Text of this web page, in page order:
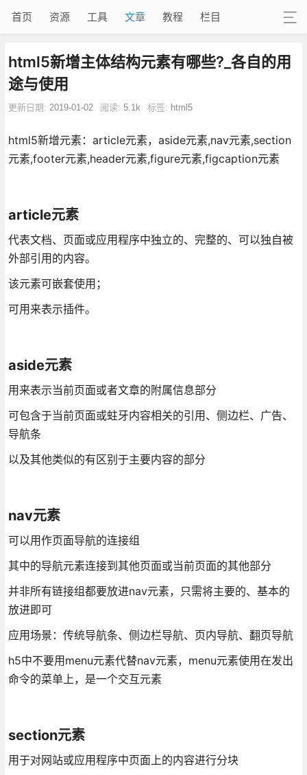
首页 资源 工具 文章 教程 栏目
html5新增主体结构元素有哪些?_各自的用
途与使用
更新日期: 2019-01-02 阅读: 5.1k 标签: html5
html5新增元素：article元素，aside元素,nav元素,section
元素,footer元素,header元素,figure元素,figcaption元素
article元素
代表文档、页面或应用程序中独立的、完整的、可以独自被
外部引用的内容。
该元素可嵌套使用；
可用来表示插件。
aside元素
用来表示当前页面或者文章的附属信息部分
可包含于当前页面或蛀牙内容相关的引用、侧边栏、广告、
导航条
以及其他类似的有区别于主要内容的部分
nav元素
可以用作页面导航的连接组
其中的导航元素连接到其他页面或当前页面的其他部分
并非所有链接组都要放进nav元素，只需将主要的、基本的
放进即可
应用场景：传统导航条、侧边栏导航、页内导航、翻页导航
h5中不要用menu元素代替nav元素，menu元素使用在发出
命令的菜单上，是一个交互元素
section元素
用于对网站或应用程序中页面上的内容进行分块